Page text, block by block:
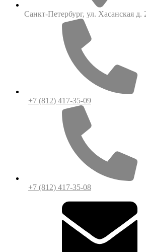
Санкт-Петербург, ул. Хасанская д.
+7 (812) 417-35-09
+7 (812) 417-35-08